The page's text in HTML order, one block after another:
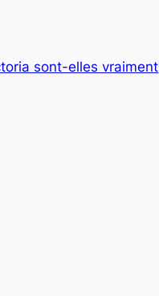
sont-elles vraiment